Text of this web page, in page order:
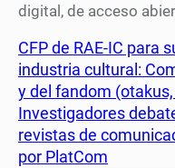
digital, de acceso
CFP de RAE-IC para
industria cultural:
y del fandom
Investigadores
revistas de
por PlatCom